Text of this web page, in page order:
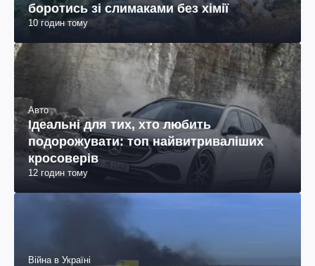
боротись зі слимаками без хімії
10 годин тому
Авто
Ідеальні для тих, хто любить
подорожувати: топ найвитриваліших
кросоверів
12 годин тому
Війна в Україні